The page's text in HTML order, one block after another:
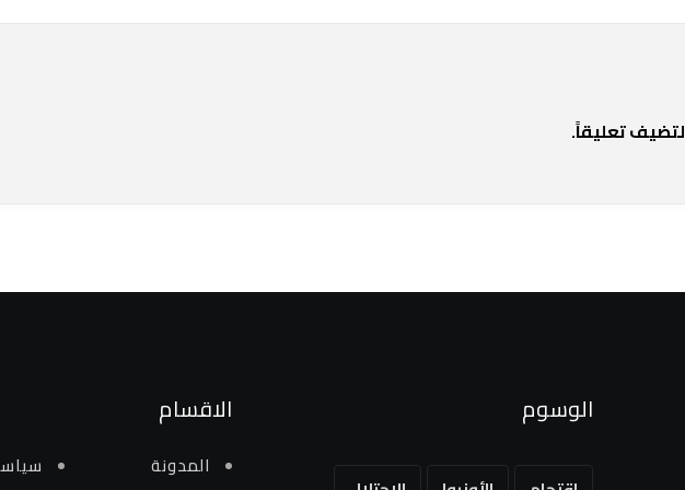
لتضيف تعليقاً.
الوسوم الاقسام
المدونة